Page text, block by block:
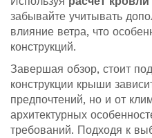
забывайте учитывать
влияние ветра, что
конструкций.
Завершая обзор, стоит
конструкции крыши
предпочтений, но и от
архитектурных
требований. Подходя к